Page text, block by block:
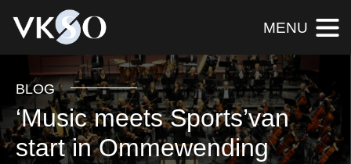
MENU
BLOG
‘Music meets Sports’van
start in Ommewending